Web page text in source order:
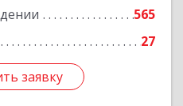
565
27
заявку
заявку